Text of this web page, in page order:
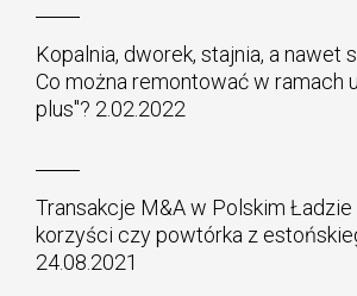
Kopalnia, dworek, stajnia, a nawet
Co można remontować w ramach
plus"? 2.02.2022
Transakcje M&A w Polskim Ładzie
korzyści czy powtórka z
24.08.2021